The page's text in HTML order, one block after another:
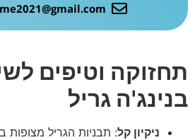
תחזוקה וטיפים
בנינג'ה גריל
ניקיון קל: תבניות הגריל מצופות